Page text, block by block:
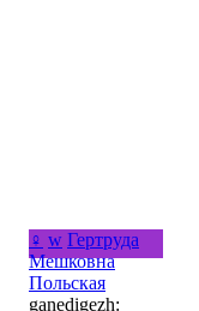
♀ w Гертруда
Мешковна
Польская
ganedigezh: